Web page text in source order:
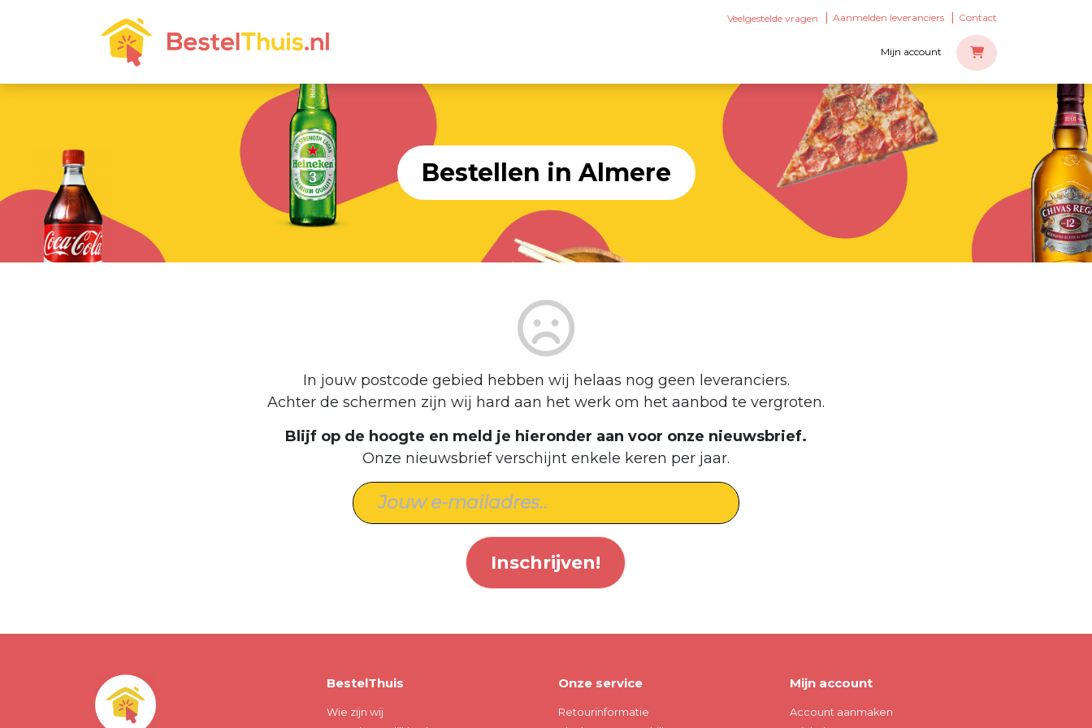
Veelgestelde vragen Aanmelden leveranciers Contact
Mijn account
Bestellen in Almere
In jouw postcode gebied hebben wij helaas nog geen leveranciers.
Achter de schermen zijn wij hard aan het werk om het aanbod te vergroten.
Blijf op de hoogte en meld je hieronder aan voor onze nieuwsbrief.
Onze nieuwsbrief verschijnt enkele keren per jaar.
Inschrijven!
BestelThuis
Wie zijn wij
Onze service
Retourinformatie
Mijn account
Account aanmaken